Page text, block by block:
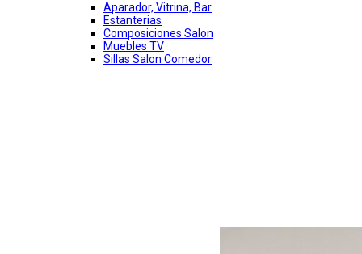
Aparador, Vitrina, Bar
Estanterias
Composiciones Salon
Muebles TV
Sillas Salon Comedor